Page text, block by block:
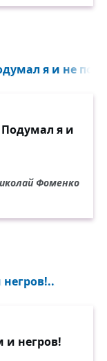
я и не
я и
Фоменко
негров!